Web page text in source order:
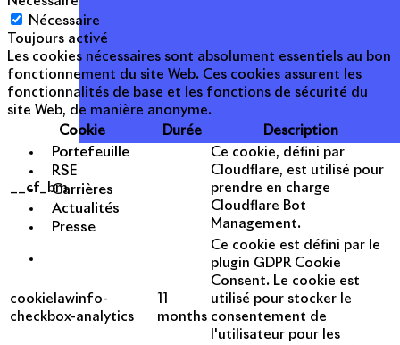
Portefeuille
RSE
Carrières
Actualités
Presse
Nécessaire
Toujours activé
Les cookies nécessaires sont absolument essentiels au bon
fonctionnement du site Web. Ces cookies assurent les
fonctionnalités de base et les fonctions de sécurité du
site Web, de manière anonyme.
Cookie
Durée Description
__cf_bm
Ce cookie, défini par
Cloudflare, est utilisé pour
prendre en charge
Cloudflare Bot
Management.
cookielawinfo-
checkbox-analytics
months
Ce cookie est défini par le
plugin GDPR Cookie
Consent. Le cookie est
utilisé pour stocker le
consentement de
l'utilisateur pour les